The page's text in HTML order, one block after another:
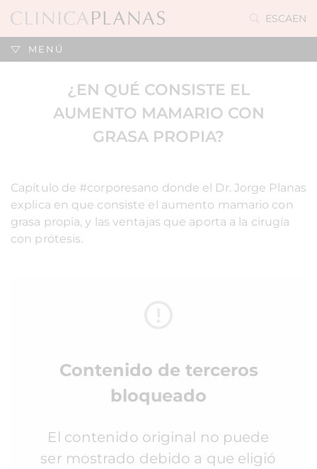
ESCAEN
MENÚ
¿EN QUÉ CONSISTE EL
AUMENTO MAMARIO CON
GRASA PROPIA?
Capítulo de #corporesano donde el Dr. Jorge Planas
explica en que consiste el aumento mamario con
grasa propia, y las ventajas que aporta a la cirugía
con prótesis.
Contenido de terceros
bloqueado
El contenido original no puede
ser mostrado debido a que eligió